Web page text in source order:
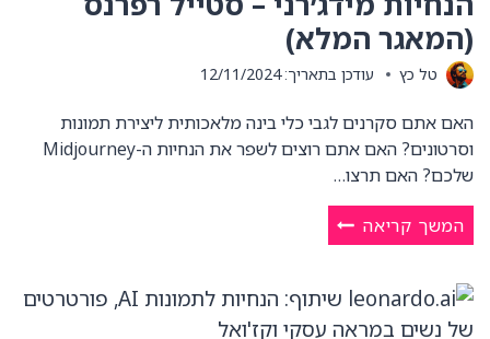
(המאגר המלא)
טל כץ עודכן בתאריך: 12/11/2024
האם אתם סקרנים לגבי כלי בינה מלאכותית ליצירת תמונות
וסרטונים? האם אתם רוצים לשפר את הנחיות ה-Midjourney
שלכם? האם תרצו…
המשך קריאההנחיות
מידג׳רני
סטייל
רפרנס